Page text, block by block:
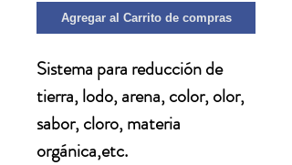
Agregar al Carrito de compras
Sistema para reducción de
tierra, lodo, arena, color, olor,
sabor, cloro, materia
orgánica,etc.